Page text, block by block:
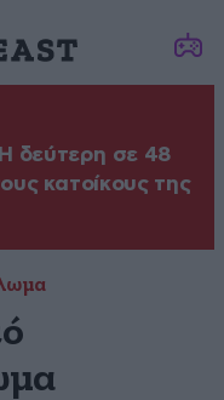
δεύτερη σε 48
κατοίκους της